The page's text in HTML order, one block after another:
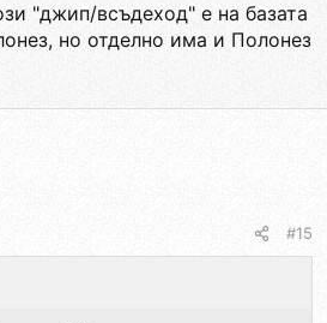
"джип/всъдеход" е на базата
но отделно има и Полонез
#15